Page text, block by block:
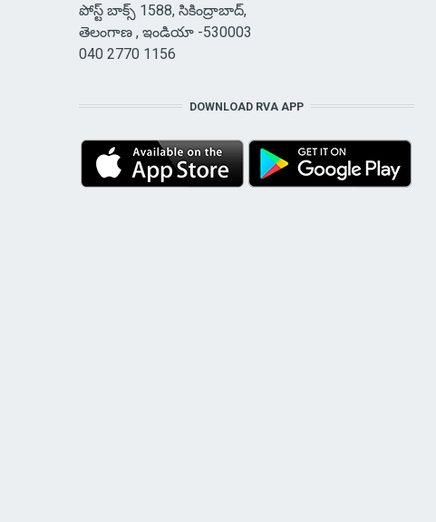
పోస్ట్ బాక్స్ 1588, సికింద్రాబాద్,
తెలంగాణ , ఇండియా -530003
040 2770 1156
DOWNLOAD RVA APP